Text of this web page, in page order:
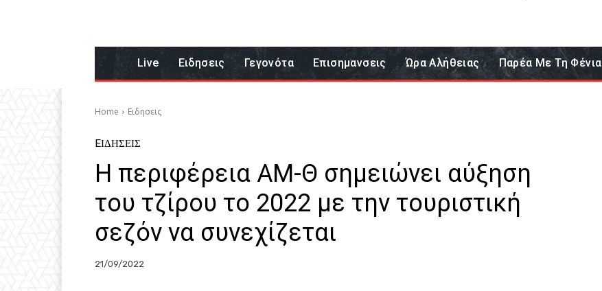
Live Eιδησεις Γεγονότα Επισημανσεις Ώρα Αλήθειας Παρέα Με Τη Φένια
Home Eιδησεις
EΙΔΗΣΕΙΣ
Η περιφέρεια ΑΜ-Θ σημειώνει αύξηση
του τζίρου το 2022 με την τουριστική
σεζόν να συνεχίζεται
21/09/2022